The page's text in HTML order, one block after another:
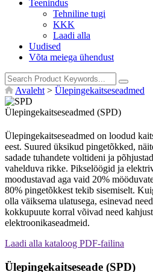
Teenindus
Tehniline tugi
KKK
Laadi alla
Uudised
Võta meiega ühendust
Avaleht > Ülepingekaitseseadmed
Ülepingekaitseseadmed (SPD)
Ülepingekaitseseadmed on loodud
eest. Suured üksikud pingetõkked,
sadade tuhandete voltideni ja
vahelduva rikke. Pikselöögid ja
moodustavad aga vaid 20%
80% pingetõkkest tekib sisemiselt.
olla väiksema ulatusega, esinevad
kokkupuute korral võivad need
elektroonikaseadmeid.
Laadi alla kataloog PDF-failina
Ülepingekaitseseade (SPD)